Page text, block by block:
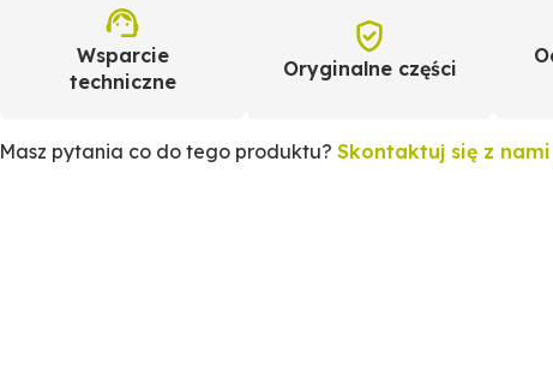
Wsparcie
techniczne
Oryginalne części
Masz pytania co do tego produktu? Skontaktuj się z